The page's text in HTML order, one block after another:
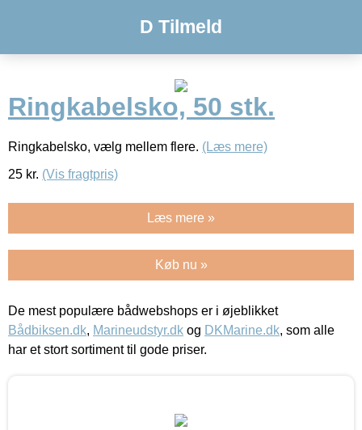
D Tilmeld
Ringkabelsko, 50 stk.
Ringkabelsko, vælg mellem flere. (Læs mere)
25 kr. (Vis fragtpris)
Læs mere »
Køb nu »
De mest populære bådwebshops er i øjeblikket
Bådbiksen.dk, Marineudstyr.dk og DKMarine.dk, som alle
har et stort sortiment til gode priser.